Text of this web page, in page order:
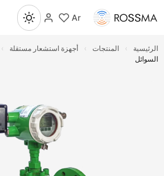
› المنتجات › أجهزة استشعار مستقلة ›